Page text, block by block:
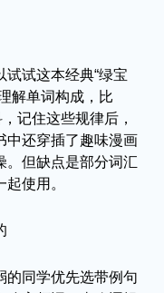
试这本经典“绿宝
解单词构成，比
记住这些规律后，
中还穿插了趣味漫画
。但缺点是部分词汇
使用。
的同学优先选带例句